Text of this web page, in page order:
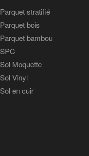
Parquet stratifié
Parquet bois
Parquet bambou
SPC
Sol Moquette
Sol Vinyl
Sol en cuir